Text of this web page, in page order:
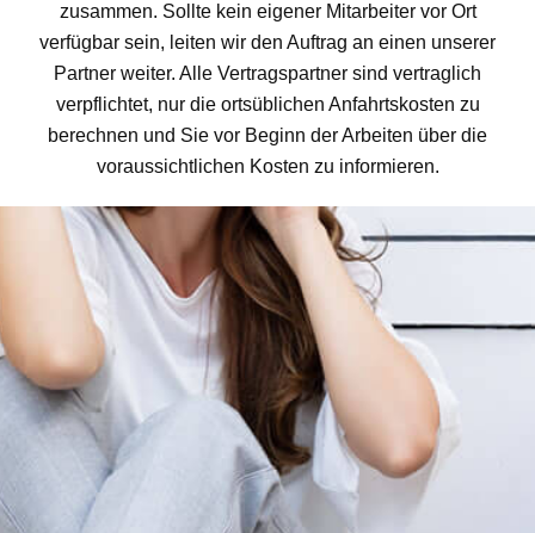
zusammen. Sollte kein eigener Mitarbeiter vor Ort
verfügbar sein, leiten wir den Auftrag an einen unserer
Partner weiter. Alle Vertragspartner sind vertraglich
verpflichtet, nur die ortsüblichen Anfahrtskosten zu
berechnen und Sie vor Beginn der Arbeiten über die
voraussichtlichen Kosten zu informieren.